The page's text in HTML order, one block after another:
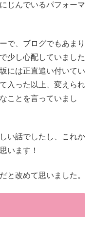
じんでいるパフォーマ
で、ブログでもあまり
少し心配していました
には正直追い付いてい
入った以上、変えられ
ことを言っていまし
い話でしたし、これか
います！
と改めて思いました。